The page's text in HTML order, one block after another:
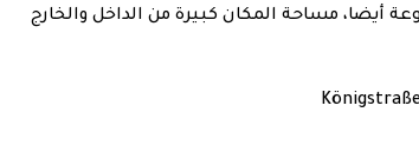
أيضا، مساحة المكان كبيرة من الداخل والخارج